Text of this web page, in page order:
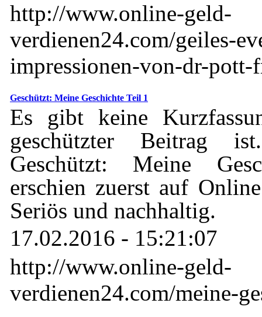
http://www.online-geld-
verdienen24.com/geiles-
impressionen-von-dr-pott-
Geschützt: Meine Geschichte Teil 1
Es gibt keine
geschützter Beitrag
Geschützt: Meine
erschien zuerst auf
Seriös und nachhaltig.
17.02.2016 - 15:21:07
http://www.online-geld-
verdienen24.com/meine-